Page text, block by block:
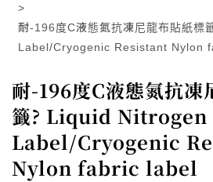
耐-196度C液態氮抗凍尼龍布貼紙
Label/Cryogenic Resistant Nylon
耐-196度C液態氮抗凍
籤? Liquid Nitrogen
Label/Cryogenic
Nylon fabric label